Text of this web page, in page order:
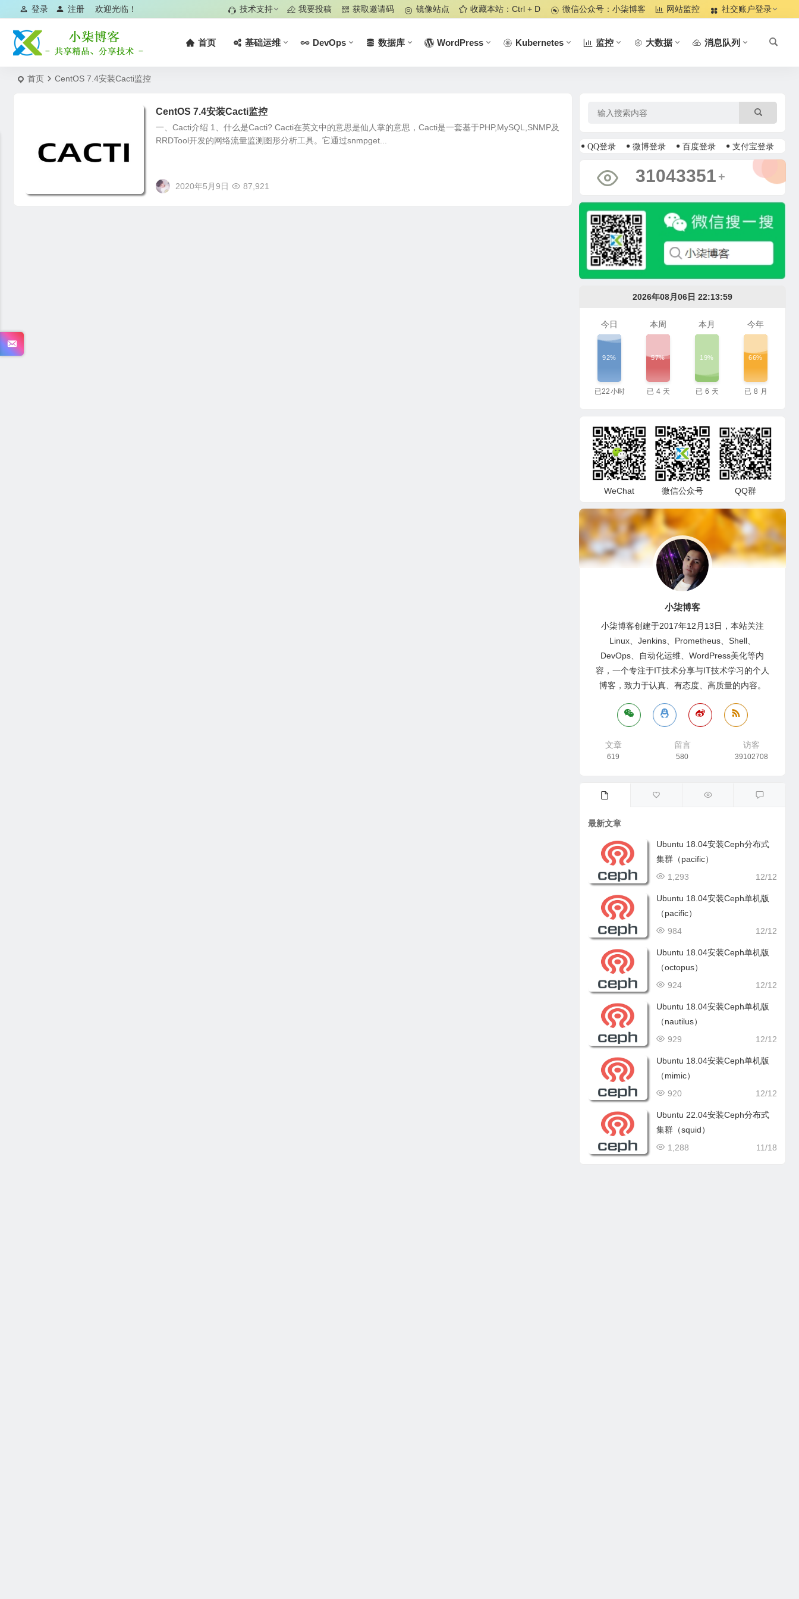
欢迎光临！
登录 注册 技术支持 我要投稿 获取邀请码 镜像站点 收藏本站：Ctrl + D 微信公众号：小柒博客 网站监控 社交账户登录
首页 基础运维 DevOps 数据库 WordPress Kubernetes 监控 大数据 消息队列
首页 CentOS 7.4安装Cacti监控
CentOS 7.4安装Cacti监控
一、Cacti介绍 1、什么是Cacti? Cacti在英文中的意思是仙人掌的意思，Cacti是一套基于PHP,MySQL,SNMP及
RRDTool开发的网络流量监测图形分析工具。它通过snmpget...
2020年5月9日 87,921
QQ登录 微博登录 百度登录 支付宝登录
35695960 +
2026年08月06日 22:14:00
今日
92%
已22小时
本周
57%
已 4 天
本月
19%
已 6 天
今年
66%
已 8 月
WeChat 微信公众号 QQ群
小柒博客
小柒博客创建于2017年12月13日，本站关注
Linux、Jenkins、Prometheus、Shell、
DevOps、自动化运维、WordPress美化等内
容，一个专注于IT技术分享与IT技术学习的个人
博客，致力于认真、有态度、高质量的内容。
文章
619
留言
580
访客
39102708
最新文章
Ubuntu 18.04安装Ceph分布式
集群（pacific）
12/12
1,293
Ubuntu 18.04安装Ceph单机版
（pacific）
12/12
984
Ubuntu 18.04安装Ceph单机版
（octopus）
12/12
924
Ubuntu 18.04安装Ceph单机版
（nautilus）
12/12
929
Ubuntu 18.04安装Ceph单机版
（mimic）
12/12
920
Ubuntu 22.04安装Ceph分布式
集群（squid）
11/18
1,288